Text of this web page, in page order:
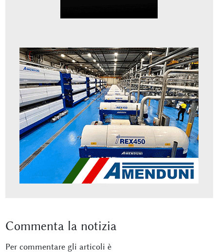
Commenta la notizia
Per commentare gli articoli è